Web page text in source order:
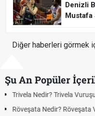
Denizli
Mustafa
Diğer haberleri görmek
Şu An Popüler
Bonservis Nedir?
Jübile Maçı Nedir?